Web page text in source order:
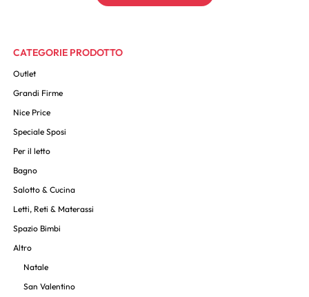
CATEGORIE PRODOTTO
Outlet
Grandi Firme
Nice Price
Speciale Sposi
Per il letto
Bagno
Salotto & Cucina
Letti, Reti & Materassi
Spazio Bimbi
Altro
Natale
San Valentino